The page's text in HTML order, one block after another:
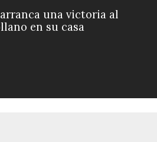
arranca una victoria al
en su casa